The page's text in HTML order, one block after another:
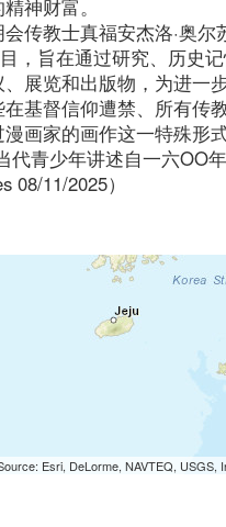
神财富。
传教士真福安杰洛·奥
，旨在通过研究、历史
展览和出版物，为进一
督信仰遭禁、所有传
画家的画作这一特殊形
代青少年讲述自一六OO
08/11/2025）
Esri, DeLorme, NAVTEQ, USGS,